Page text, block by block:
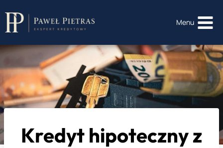
do
treści
Menu
Kredyt hipoteczny z